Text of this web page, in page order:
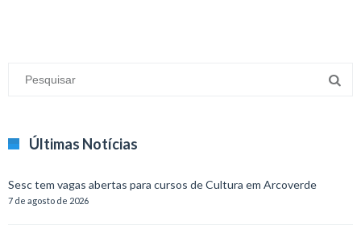
Últimas Notícias
Sesc tem vagas abertas para cursos de Cultura em Arcoverde
7 de agosto de 2026